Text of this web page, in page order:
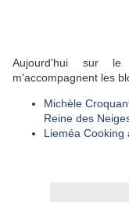
Aujourd'hui sur
m'accompagnent les
Michèle
Reine des
Lieméa Cooking